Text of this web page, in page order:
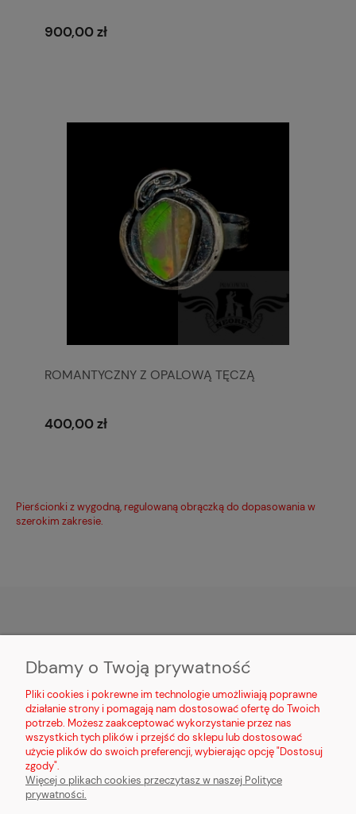
900,00 zł
ROMANTYCZNY Z OPALOWĄ TĘCZĄ
400,00 zł
Pierścionki z wygodną, regulowaną obrączką do dopasowania w
szerokim zakresie.
INFORMACJE
O NAS
Dbamy o Twoją prywatność
Pliki cookies i pokrewne im technologie umożliwiają poprawne
działanie strony i pomagają nam dostosować ofertę do Twoich
potrzeb. Możesz zaakceptować wykorzystanie przez nas
wszystkich tych plików i przejść do sklepu lub dostosować
użycie plików do swoich preferencji, wybierając opcję "Dostosuj
zgody".
Więcej o plikach cookies przeczytasz w naszej Polityce
prywatności.